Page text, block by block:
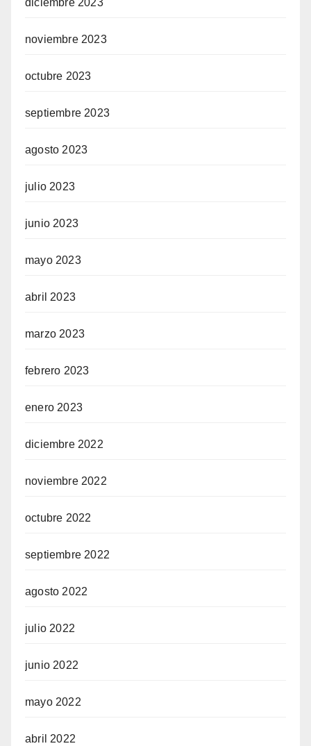
diciembre 2023
noviembre 2023
octubre 2023
septiembre 2023
agosto 2023
julio 2023
junio 2023
mayo 2023
abril 2023
marzo 2023
febrero 2023
enero 2023
diciembre 2022
noviembre 2022
octubre 2022
septiembre 2022
agosto 2022
julio 2022
junio 2022
mayo 2022
abril 2022